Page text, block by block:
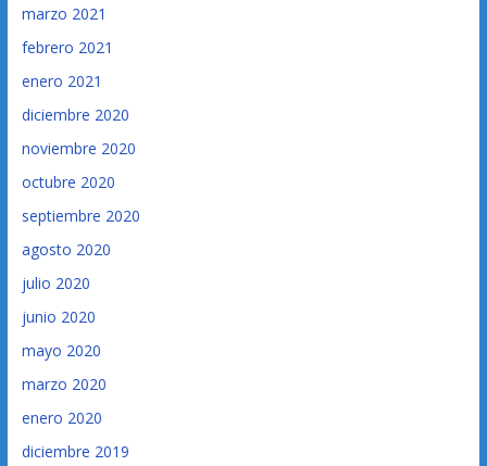
marzo 2021
febrero 2021
enero 2021
diciembre 2020
noviembre 2020
octubre 2020
septiembre 2020
agosto 2020
julio 2020
junio 2020
mayo 2020
marzo 2020
enero 2020
diciembre 2019